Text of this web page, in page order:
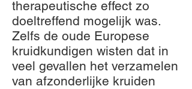
therapeutische effect zo
doeltreffend mogelijk was.
Zelfs de oude Europese
kruidkundigen wisten dat in
veel gevallen het verzamelen
van afzonderlijke kruiden